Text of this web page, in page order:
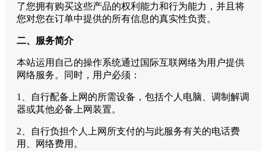
了您拥有购买这些产品的权利能力和行为能力，并且将
您对您在订单中提供的所有信息的真实性负责。
二、服务简介
本站运用自己的操作系统通过国际互联网络为用户提供
网络服务。同时，用户必须：
1、自行配备上网的所需设备，包括个人电脑、调制解调
器或其他必备上网装置。
2、自行负担个人上网所支付的与此服务有关的电话费
用、网络费用。